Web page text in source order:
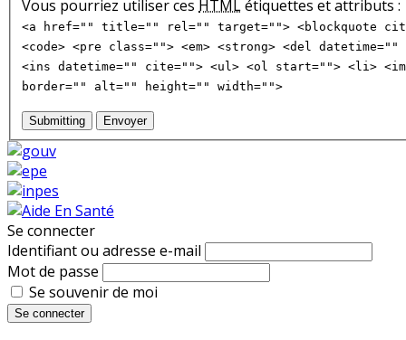
Vous pourriez utiliser ces HTMLétiquettes et attributs :
<a href="" title="" rel="" target=""> <blockquote
<code> <pre class=""> <em> <strong> <del
<ins datetime="" cite=""> <ul> <ol start=""> <li>
border="" alt="" height="" width="">
Submitting Envoyer
Se connecter
Identifiant ou adresse e-mail
Mot de passe
Se souvenir de moi
Se connecter